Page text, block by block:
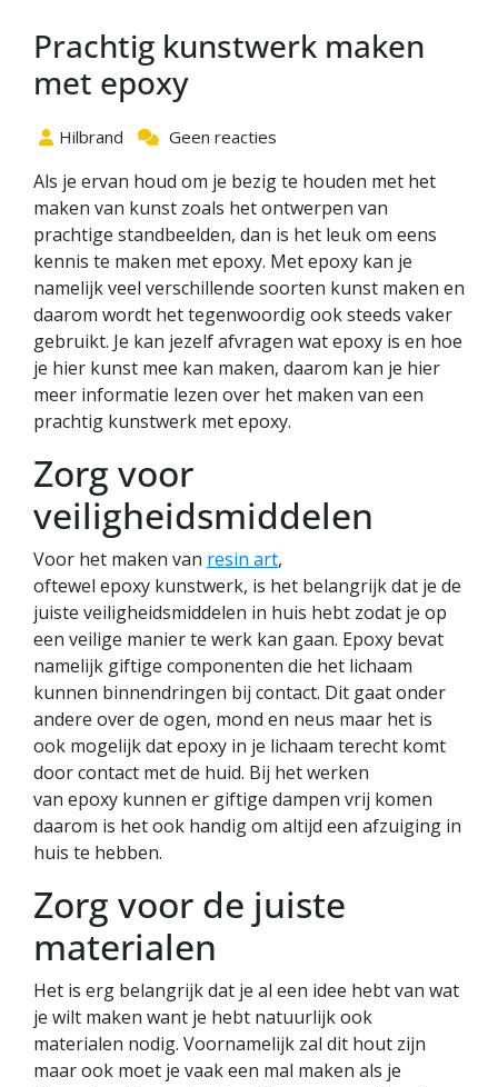
Prachtig kunstwerk maken
met epoxy
Hilbrand Geen reacties
Als je ervan houd om je bezig te houden met het
maken van kunst zoals het ontwerpen van
prachtige standbeelden, dan is het leuk om eens
kennis te maken met epoxy. Met epoxy kan je
namelijk veel verschillende soorten kunst maken en
daarom wordt het tegenwoordig ook steeds vaker
gebruikt. Je kan jezelf afvragen wat epoxy is en hoe
je hier kunst mee kan maken, daarom kan je hier
meer informatie lezen over het maken van een
prachtig kunstwerk met epoxy.
Zorg voor
veiligheidsmiddelen
Voor het maken van resin art,
oftewel epoxy kunstwerk, is het belangrijk dat je de
juiste veiligheidsmiddelen in huis hebt zodat je op
een veilige manier te werk kan gaan. Epoxy bevat
namelijk giftige componenten die het lichaam
kunnen binnendringen bij contact. Dit gaat onder
andere over de ogen, mond en neus maar het is
ook mogelijk dat epoxy in je lichaam terecht komt
door contact met de huid. Bij het werken
van epoxy kunnen er giftige dampen vrij komen
daarom is het ook handig om altijd een afzuiging in
huis te hebben.
Zorg voor de juiste
materialen
Het is erg belangrijk dat je al een idee hebt van wat
je wilt maken want je hebt natuurlijk ook
materialen nodig. Voornamelijk zal dit hout zijn
maar ook moet je vaak een mal maken als je